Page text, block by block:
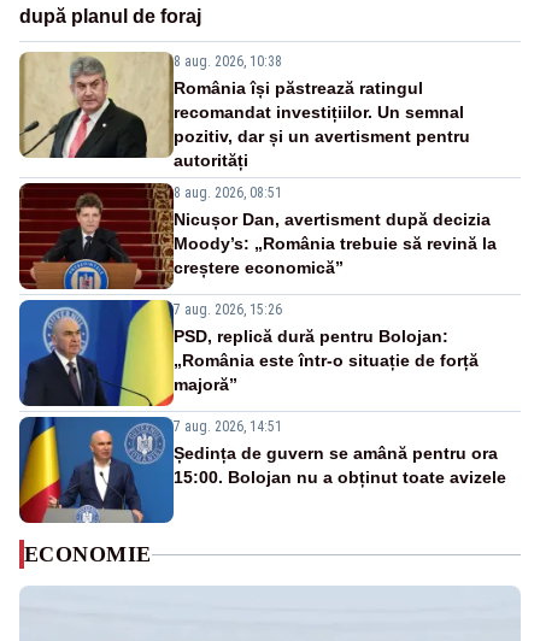
după planul de foraj
8 aug. 2026, 10:38
România își păstrează ratingul
recomandat investițiilor. Un semnal
pozitiv, dar și un avertisment pentru
autorități
8 aug. 2026, 08:51
Nicușor Dan, avertisment după decizia
Moody’s: „România trebuie să revină la
creștere economică”
7 aug. 2026, 15:26
PSD, replică dură pentru Bolojan:
„România este într-o situație de forță
majoră”
7 aug. 2026, 14:51
Ședința de guvern se amână pentru ora
15:00. Bolojan nu a obținut toate avizele
ECONOMIE